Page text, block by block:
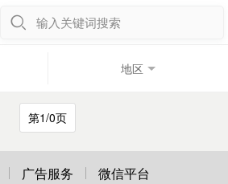
输入关键词搜索
地区
第1/0页
广告服务 微信平台